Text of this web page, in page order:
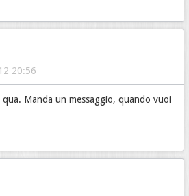
20:56
qua. Manda un messaggio, quando vuoi